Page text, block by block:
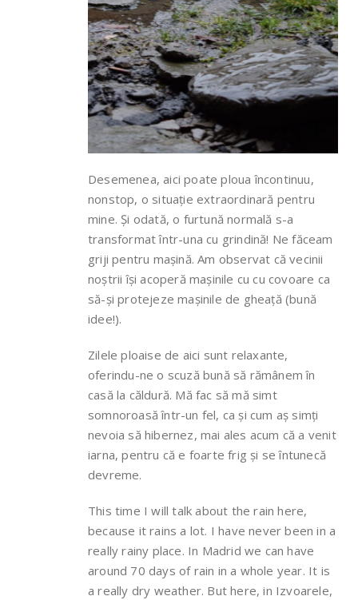
Desemenea, aici poate ploua încontinuu,
nonstop, o situație extraordinară pentru
mine. Și odată, o furtună normală s-a
transformat într-una cu grindină! Ne făceam
griji pentru mașină. Am observat că vecinii
noștrii își acoperă mașinile cu cu covoare ca
să-și protejeze mașinile de gheață (bună
idee!).
Zilele ploaise de aici sunt relaxante,
oferindu-ne o scuză bună să rămânem în
casă la căldură. Mă fac să mă simt
somnoroasă într-un fel, ca și cum aș simți
nevoia să hibernez, mai ales acum că a venit
iarna, pentru că e foarte frig și se întunecă
devreme.
This time I will talk about the rain here,
because it rains a lot. I have never been in a
really rainy place. In Madrid we can have
around 70 days of rain in a whole year. It is
a really dry weather. But here, in Izvoarele,